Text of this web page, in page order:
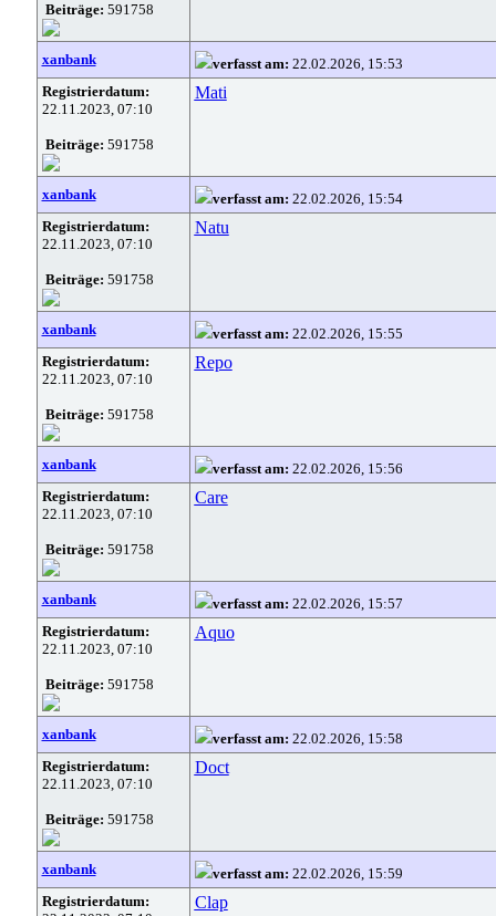
Beiträge: 591758
xanbank verfasst am: 22.02.2026, 15:53
Registrierdatum:
22.11.2023, 07:10
Beiträge: 591758
Mati
xanbank verfasst am: 22.02.2026, 15:54
Registrierdatum:
22.11.2023, 07:10
Beiträge: 591758
Natu
xanbank verfasst am: 22.02.2026, 15:55
Registrierdatum:
22.11.2023, 07:10
Beiträge: 591758
Repo
xanbank verfasst am: 22.02.2026, 15:56
Registrierdatum:
22.11.2023, 07:10
Beiträge: 591758
Care
xanbank verfasst am: 22.02.2026, 15:57
Registrierdatum:
22.11.2023, 07:10
Beiträge: 591758
Aquo
xanbank verfasst am: 22.02.2026, 15:58
Registrierdatum:
22.11.2023, 07:10
Beiträge: 591758
Doct
xanbank verfasst am: 22.02.2026, 15:59
Registrierdatum:
Clap